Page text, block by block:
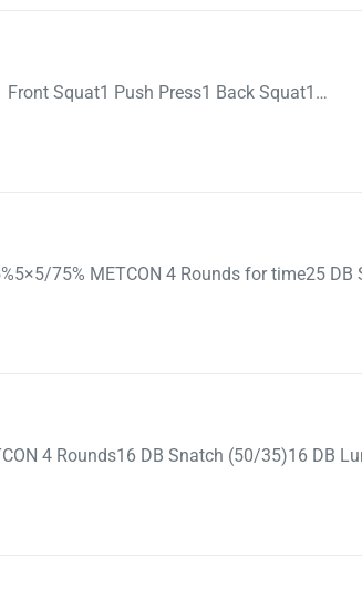
Front Squat1 Push Press1 Back Squat1…
75% METCON 4 Rounds for time25 DB
4 Rounds16 DB Snatch (50/35)16 DB